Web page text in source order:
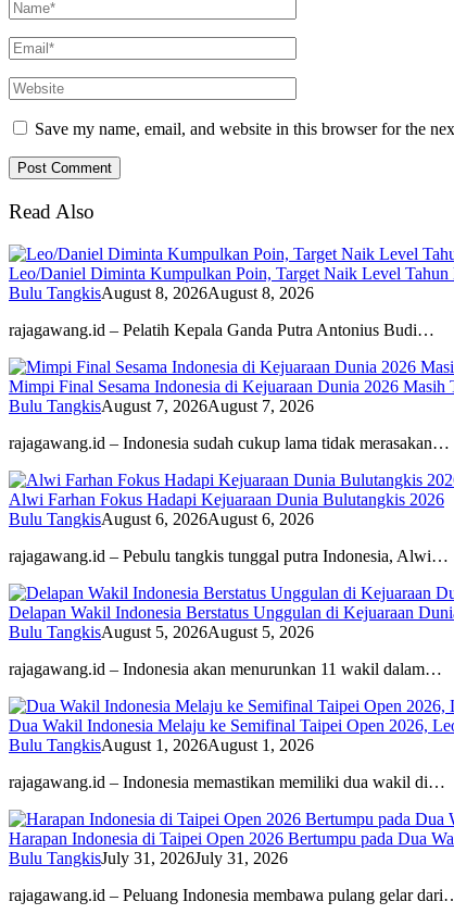
Save my name, email, and website in this browser for the
Read Also
Leo/Daniel Diminta Kumpulkan Poin, Target Naik Level Tahun
Bulu TangkisAugust 8, 2026August 8, 2026
rajagawang.id – Pelatih Kepala Ganda Putra Antonius Budi…
Mimpi Final Sesama Indonesia di Kejuaraan Dunia 2026 Masih
Bulu TangkisAugust 7, 2026August 7, 2026
rajagawang.id – Indonesia sudah cukup lama tidak merasakan…
Alwi Farhan Fokus Hadapi Kejuaraan Dunia Bulutangkis 2026
Bulu TangkisAugust 6, 2026August 6, 2026
rajagawang.id – Pebulu tangkis tunggal putra Indonesia, Alwi…
Delapan Wakil Indonesia Berstatus Unggulan di Kejuaraan
Bulu TangkisAugust 5, 2026August 5, 2026
rajagawang.id – Indonesia akan menurunkan 11 wakil dalam…
Dua Wakil Indonesia Melaju ke Semifinal Taipei Open 2026,
Bulu TangkisAugust 1, 2026August 1, 2026
rajagawang.id – Indonesia memastikan memiliki dua wakil di…
Harapan Indonesia di Taipei Open 2026 Bertumpu pada Dua
Bulu TangkisJuly 31, 2026July 31, 2026
rajagawang.id – Peluang Indonesia membawa pulang gelar